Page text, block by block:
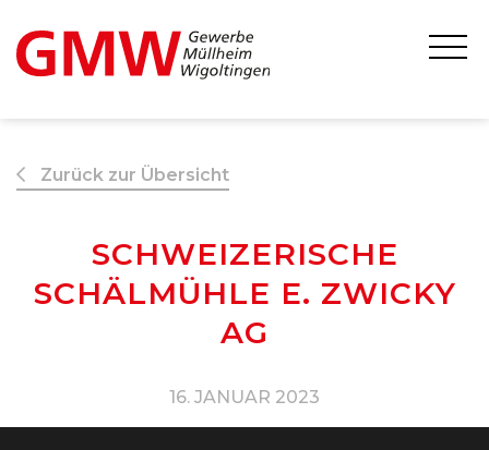
Zurück zur Übersicht
SCHWEIZERISCHE
SCHÄLMÜHLE E. ZWICKY
AG
16. JANUAR 2023